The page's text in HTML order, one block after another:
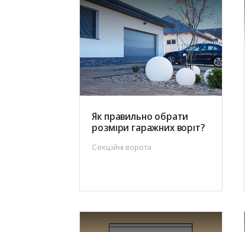
Як правильно обрати
розміри гаражних воріт?
Секційні ворота